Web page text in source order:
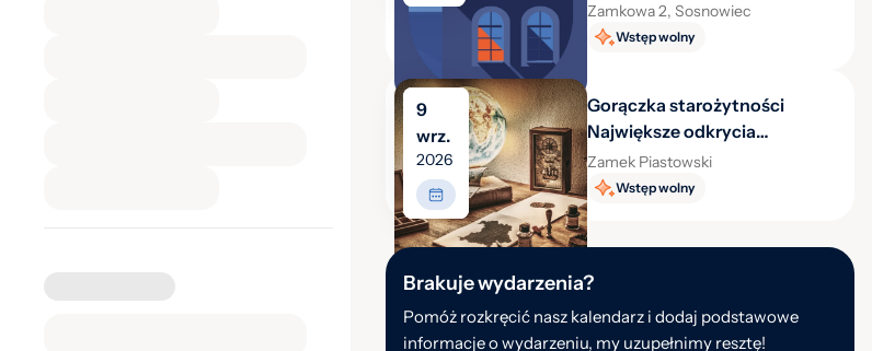
Zamkowa 2, Sosnowiec
Wstęp wolny
9
wrz.
2026
Gorączka starożytności
Największe odkrycia
archeologiczne XIX wieku
Wykład: Egiptomania –
moda na starożytny Egipt
Zamek Piastowski
Wstęp wolny
Brakuje wydarzenia?
Pomóż rozkręcić nasz kalendarz i dodaj podstawowe
informacje o wydarzeniu, my uzupełnimy resztę!